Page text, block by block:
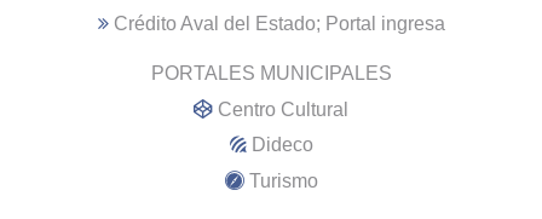
Crédito Aval del Estado; Portal ingresa
PORTALES MUNICIPALES
Centro Cultural
Dideco
Turismo